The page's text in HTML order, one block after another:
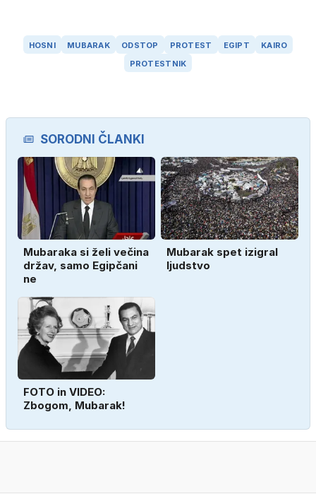
HOSNI MUBARAK ODSTOP PROTEST EGIPT
KAIRO
PROTESTNIK
SORODNI ČLANKI
Mubaraka si želi večina
držav, samo Egipčani
ne
Mubarak spet izigral
ljudstvo
FOTO in VIDEO:
Zbogom, Mubarak!